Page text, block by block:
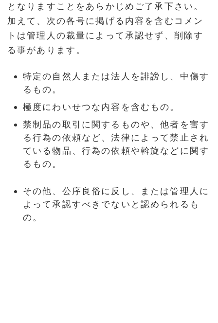
となりますことをあらかじめご了承下さい。
加えて、次の各号に掲げる内容を含むコメン
トは管理人の裁量によって承認せず、削除す
る事があります。
特定の自然人または法人を誹謗し、中傷す
るもの。
極度にわいせつな内容を含むもの。
禁制品の取引に関するものや、他者を害す
る行為の依頼など、法律によって禁止され
ている物品、行為の依頼や斡旋などに関す
るもの。
その他、公序良俗に反し、または管理人に
よって承認すべきでないと認められるも
の。